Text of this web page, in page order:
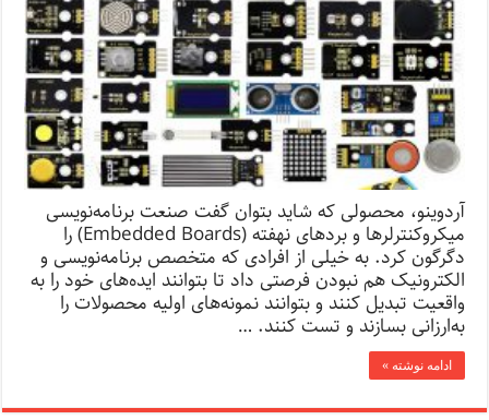
آردوینو، محصولی که شاید بتوان گفت صنعت برنامه‌نویسی
میکروکنترلرها و برد‌های نهفته (Embedded Boards) را
دگرگون کرد. به خیلی از افرادی که متخصص برنامه‌نویسی و
الکترونیک هم نبودن فرصتی داد تا بتوانند ایده‌های خود را به
واقعیت تبدیل کنند و بتوانند نمونه‌های اولیه محصولات را
به‌ارزانی بسازند و تست کنند. …
ادامه نوشته »